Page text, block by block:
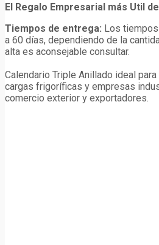
El Regalo Empresarial más Util
Tiempos de entrega: Los
a 60 días, dependiendo de la
alta es aconsejable consultar.
Calendario Triple Anillado ideal
cargas frigoríficas y empresas
comercio exterior y exportadores.